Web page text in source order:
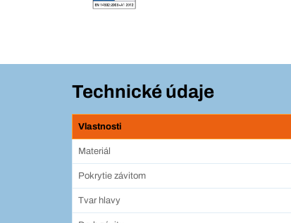
Technické údaje
Vlastnosti
Materiál
Pokrytie závitom
Tvar hlavy